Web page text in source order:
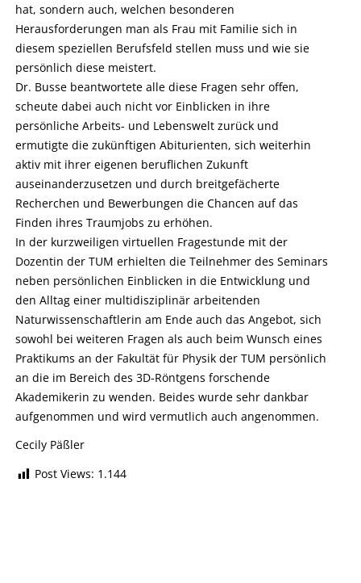
hat, sondern auch, welchen besonderen
Herausforderungen man als Frau mit Familie sich in
diesem speziellen Berufsfeld stellen muss und wie sie
persönlich diese meistert.
Dr. Busse beantwortete alle diese Fragen sehr offen,
scheute dabei auch nicht vor Einblicken in ihre
persönliche Arbeits- und Lebenswelt zurück und
ermutigte die zukünftigen Abiturienten, sich weiterhin
aktiv mit ihrer eigenen beruflichen Zukunft
auseinanderzusetzen und durch breitgefächerte
Recherchen und Bewerbungen die Chancen auf das
Finden ihres Traumjobs zu erhöhen.
In der kurzweiligen virtuellen Fragestunde mit der
Dozentin der TUM erhielten die Teilnehmer des Seminars
neben persönlichen Einblicken in die Entwicklung und
den Alltag einer multidisziplinär arbeitenden
Naturwissenschaftlerin am Ende auch das Angebot, sich
sowohl bei weiteren Fragen als auch beim Wunsch eines
Praktikums an der Fakultät für Physik der TUM persönlich
an die im Bereich des 3D-Röntgens forschende
Akademikerin zu wenden. Beides wurde sehr dankbar
aufgenommen und wird vermutlich auch angenommen.
Cecily Päßler
Post Views: 1.144